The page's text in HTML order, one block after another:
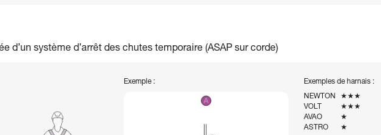
d’un système d’arrêt des chutes temporaire (ASAP sur corde)
Exemple :
Exemples de harnais :
NEWTON
★★★
VOLT
★★★
AVAO
★
ASTRO
★